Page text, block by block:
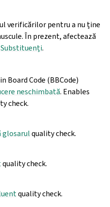
verificărilor pentru a nu ține
În prezent, afectează
Substituenți.
Board Code (BBCode)
neschimbată. Enables
check.
glosarulquality check.
quality check.
quality check.